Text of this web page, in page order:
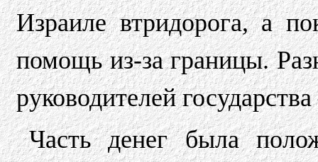
Израиле втридорога, а
помощь из-за границы.
руководителей
Часть денег была